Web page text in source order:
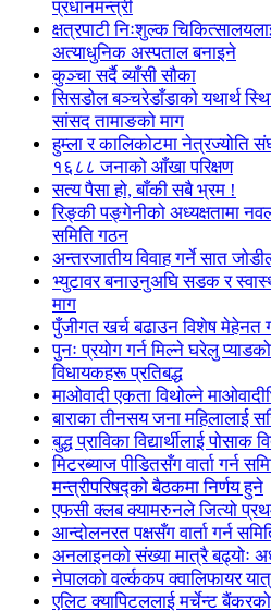
प्रधानमन्त्री
क्षत्रपाटी निःशुल्क
अत्याधुनिक अस्पताल बनाइने
कुञ्चा सर्दै व्याँसी सौका
सिसडोल बञ्चरेडाँडाको यथार्थ
सांसद तामाङको माग
हुम्ला र कालिकोटमा नेत्रज्योति
१६८८ जनाको आँखा परिक्षण
सत्य पैसा हो, बाँकी सबै भ्रम !
रिङ्की पङ्गेनीको अध्यक्षतामा
समिति गठन
अन्तरजातीय विवाह गर्ने सात
भ्युटावर बनाउनुअघि सडक र
माग
पुँजीगत खर्च बढाउन विशेष मेहेनत
पुनः प्रयोग गर्न मिल्ने घरेलु
विधायकहरू प्रतिबद्ध
माओवादी एकता विथोल्ने
बाराका तीनसय जना महिलालाई
बुद्ध प्राविका विद्यार्थीलाई पोसाक
मिटरब्याज पीडितसँग वार्ता गर्न
मन्त्रीपरिषद्को बैठकमा निर्णय हुने
एफसी क्लब क्यामरुनले जित्यो
आन्दोलनरत पक्षसँग वार्ता गर्न
अनलाइनको संख्या मात्रै बढ्योः
नेपालको वर्ल्ककप क्वालिफायर
एलिट क्यापिटललाई मर्चेन्ट